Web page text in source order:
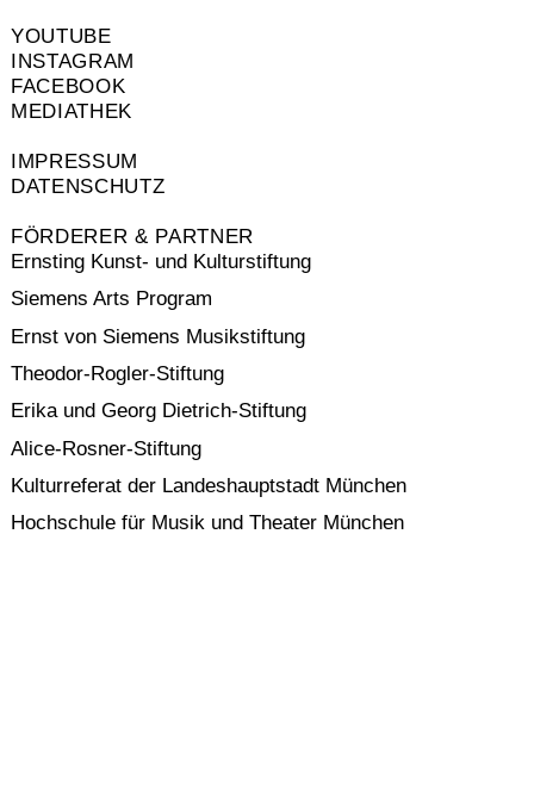
YOUTUBE
INSTAGRAM
FACEBOOK
MEDIATHEK
IMPRESSUM
DATENSCHUTZ
FÖRDERER & PARTNER
Ernsting Kunst- und Kulturstiftung
Siemens Arts Program
Ernst von Siemens Musikstiftung
Theodor-Rogler-Stiftung
Erika und Georg Dietrich-Stiftung
Alice-Rosner-Stiftung
Kulturreferat der Landeshauptstadt München
Hochschule für Musik und Theater München